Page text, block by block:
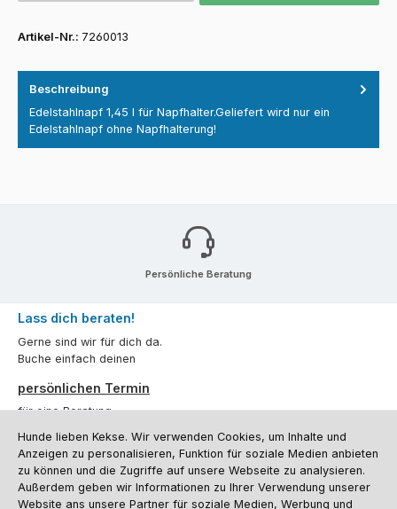
Artikel-Nr.: 7260013
Beschreibung
Edelstahlnapf 1,45 l für Napfhalter.Geliefert wird nur ein
Edelstahlnapf ohne Napfhalterung!
Persönliche Beratung
Lass dich beraten!
Gerne sind wir für dich da.
Buche einfach deinen
persönlichen Termin
für eine Beratung.
Oder über unserKontaktformular.
Vertrag widerrufen
Hunde lieben Kekse. Wir verwenden Cookies, um Inhalte und
Anzeigen zu personalisieren, Funktion für soziale Medien anbieten
zu können und die Zugriffe auf unsere Webseite zu analysieren.
Außerdem geben wir Informationen zu Ihrer Verwendung unserer
Website ans unsere Partner für soziale Medien, Werbung und